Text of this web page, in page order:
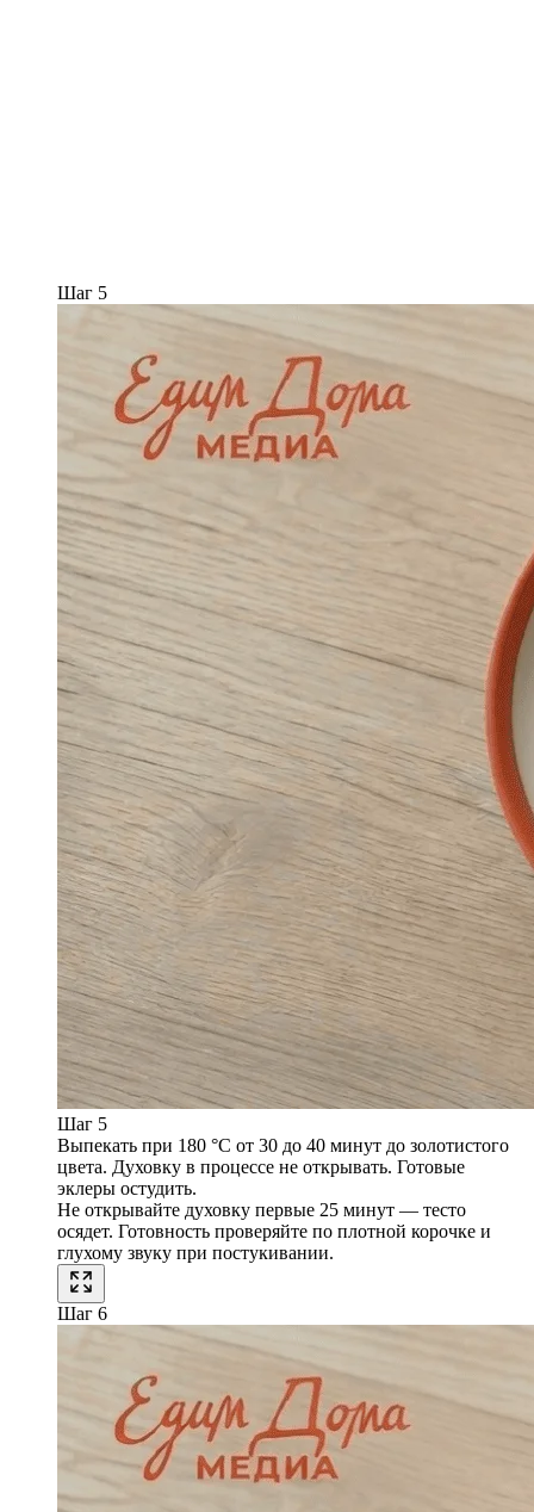
Шаг 5
Шаг 5
Выпекать при 180 °C от 30 до 40 минут до золотистого
цвета. Духовку в процессе не открывать. Готовые
эклеры остудить.
Не открывайте духовку первые 25 минут — тесто
осядет. Готовность проверяйте по плотной корочке и
глухому звуку при постукивании.
Шаг 6